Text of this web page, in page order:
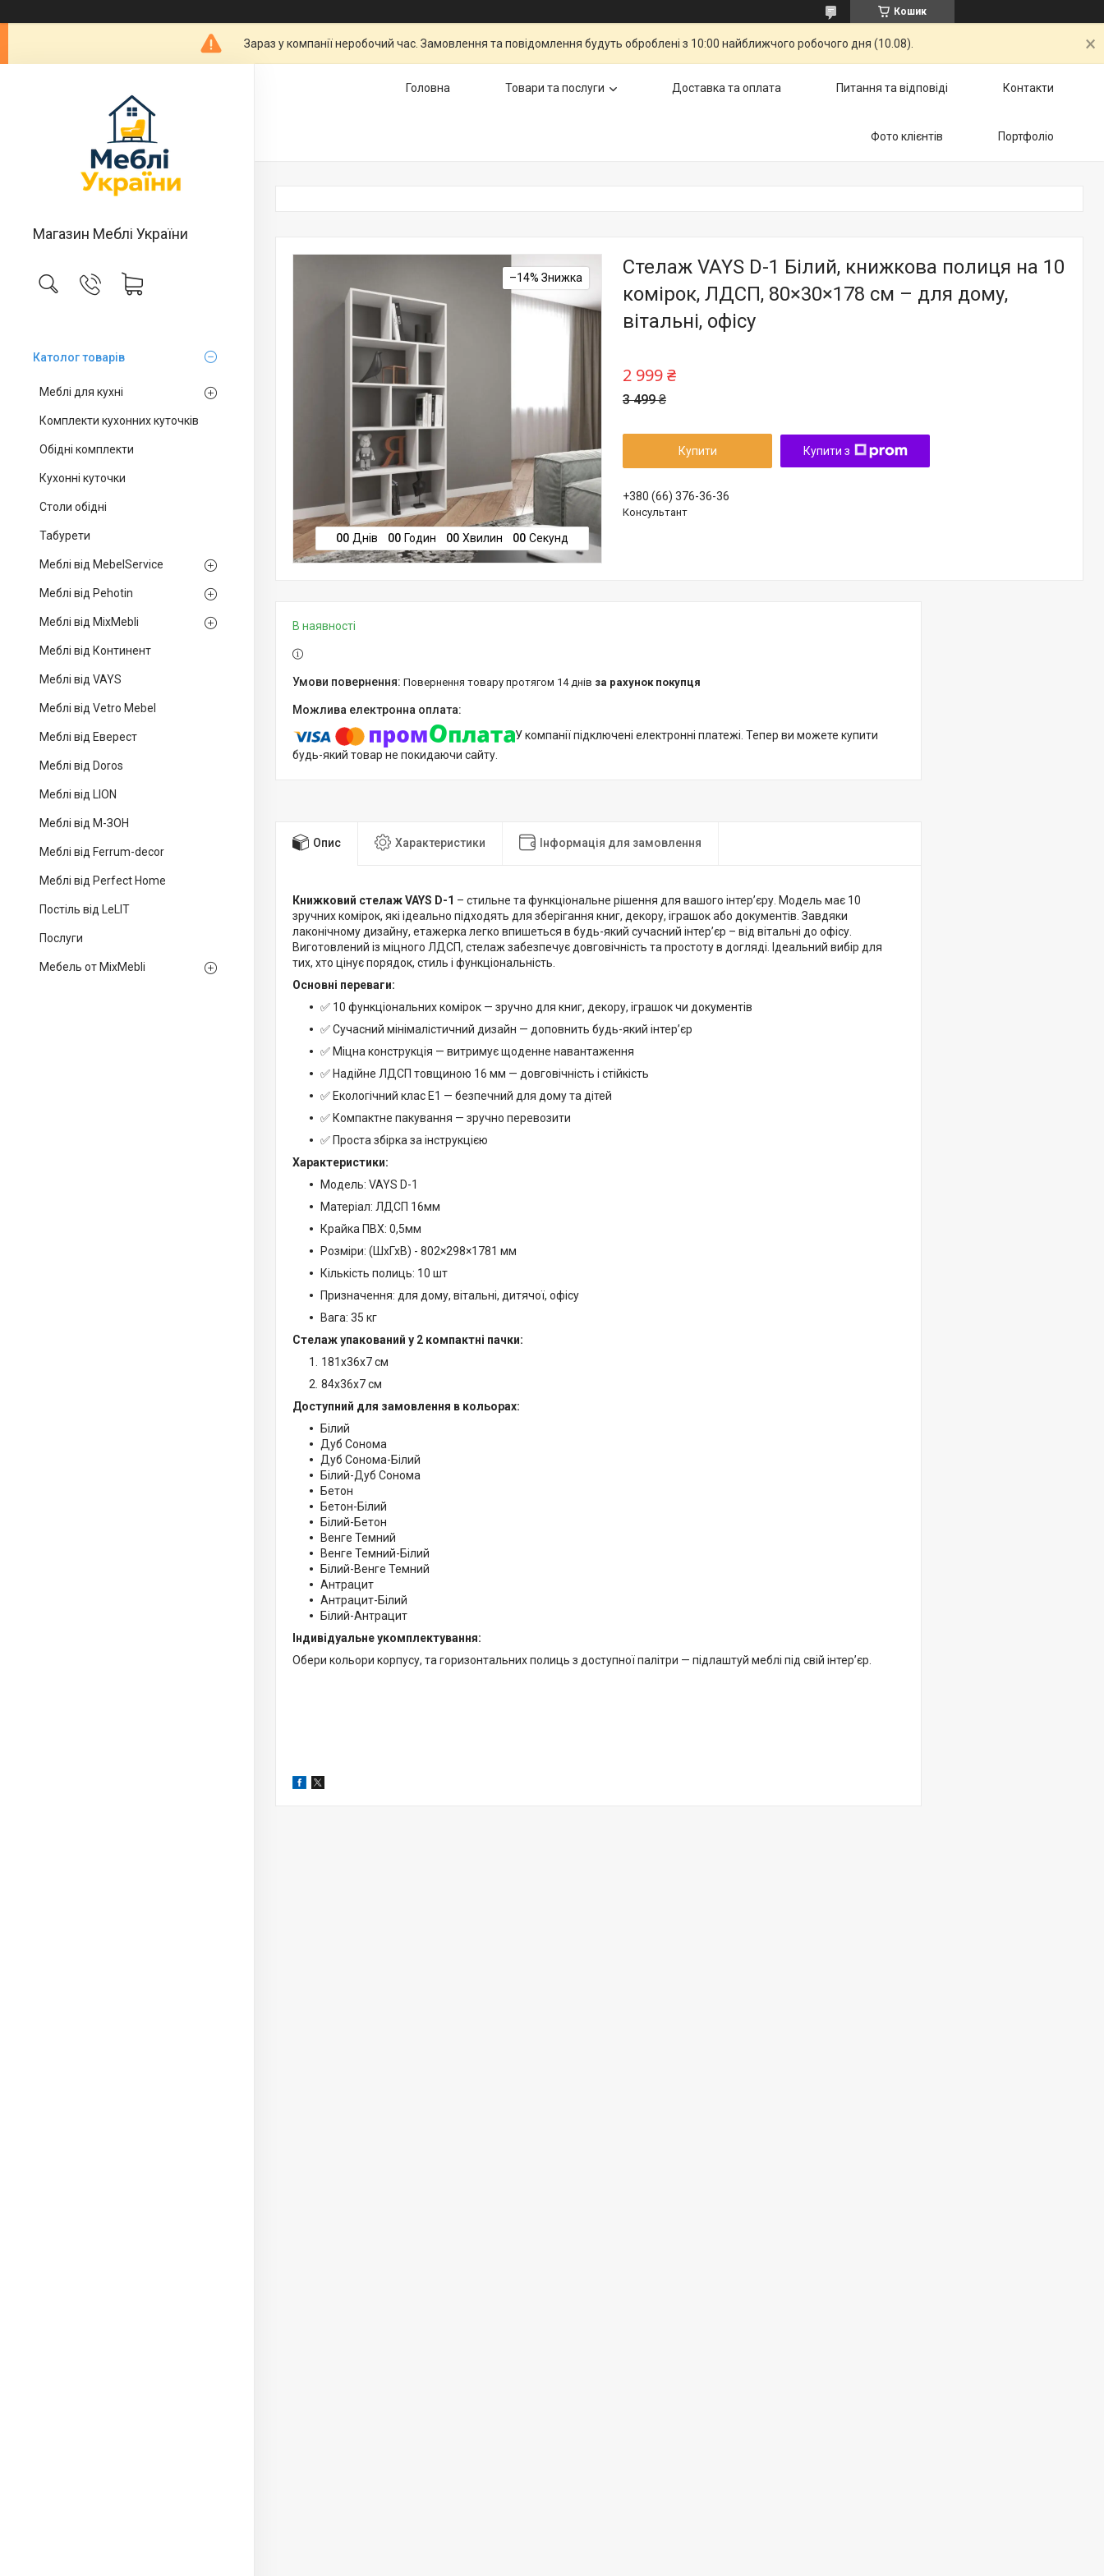
Кошик
Зараз у компанії неробочий час. Замовлення та повідомлення будуть оброблені з 10:00 найближчого робочого дня (10.08).
Магазин Меблі України
Католог товарів
Меблі для кухні
Комплекти кухонних куточків
Обідні комплекти
Кухонні куточки
Столи обідні
Табурети
Меблі від MebelService
Меблі від Pehotin
Меблі від MixMebli
Меблі від Континент
Меблі від VAYS
Меблі від Vetro Mebel
Меблі від Еверест
Меблі від Doros
Меблі від LION
Меблі від М-ЗОН
Меблі від Ferrum-decor
Меблі від Perfect Home
Постіль від LeLIT
Послуги
Мебель от MixMebli
Головна Товари та послуги Доставка та оплата Питання та відповіді Контакти
Фото клієнтів Портфоліо
–14%
00 Днів 00 Годин 00 Хвилин 00 Секунд
Стелаж VAYS D-1 Білий, книжкова полиця на 10
комірок, ЛДСП, 80×30×178 см – для дому,
вітальні, офісу
3 499 ₴
2 999 ₴
Купити Купити з
+380 (66) 376-36-36
Консультант
В наявності
повернення товару протягом 14 днів за рахунок покупця
У компанії підключені електронні платежі. Тепер ви можете купити
будь-який товар не покидаючи сайту.
Опис Характеристики Інформація для замовлення
Книжковий стелаж VAYS D-1 – стильне та функціональне рішення для вашого інтер’єру. Модель має 10
зручних комірок, які ідеально підходять для зберігання книг, декору, іграшок або документів. Завдяки
лаконічному дизайну, етажерка легко впишеться в будь-який сучасний інтер’єр – від вітальні до офісу.
Виготовлений із міцного ЛДСП, стелаж забезпечує довговічність та простоту в догляді. Ідеальний вибір для
тих, хто цінує порядок, стиль і функціональність.
Основні переваги:
✅ 10 функціональних комірок — зручно для книг, декору, іграшок чи документів
✅ Сучасний мінімалістичний дизайн — доповнить будь-який інтер’єр
✅ Міцна конструкція — витримує щоденне навантаження
✅ Надійне ЛДСП товщиною 16 мм — довговічність і стійкість
✅ Екологічний клас Е1 — безпечний для дому та дітей
✅ Компактне пакування — зручно перевозити
✅ Проста збірка за інструкцією
Характеристики:
Модель: VAYS D-1
Матеріал: ЛДСП 16мм
Крайка ПВХ: 0,5мм
Розміри: (ШхГхВ) - 802×298×1781 мм
Кількість полиць: 10 шт
Призначення: для дому, вітальні, дитячої, офісу
Вага: 35 кг
Стелаж упакований у 2 компактні пачки:
181х36х7 см
84х36х7 см
Доступний для замовлення в кольорах:
Білий
Дуб Сонома
Дуб Сонома-Білий
Білий-Дуб Сонома
Бетон
Бетон-Білий
Білий-Бетон
Венге Темний
Венге Темний-Білий
Білий-Венге Темний
Антрацит
Антрацит-Білий
Білий-Антрацит
Індивідуальне укомплектування:
Обери кольори корпусу, та горизонтальних полиць з доступної палітри — підлаштуй меблі під свій інтер’єр.